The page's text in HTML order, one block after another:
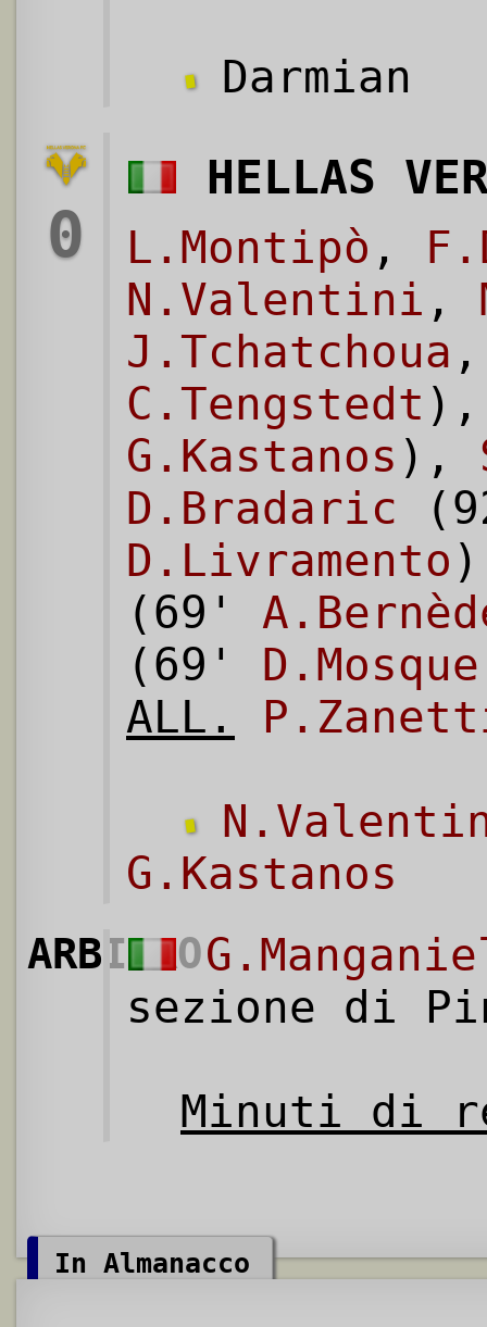
Darmian
0
HELLAS
L.Montipò ,
N.Valentini ,
J.Tchatchoua
C.Tengstedt
G.Kastanos ),
D.Bradaric
D.Livramento
(69'
(69'
ALL.
G.Kastanos
ARBITRO
sezione di
Minuti di
In Almanacco